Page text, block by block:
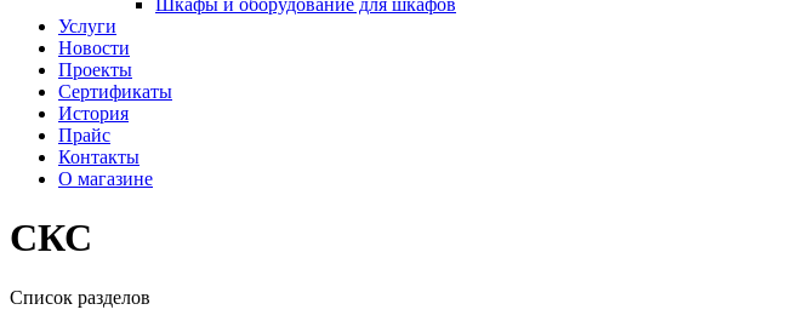
Услуги
Новости
Проекты
Сертификаты
История
Прайс
Контакты
О магазине
СКС
Список разделов